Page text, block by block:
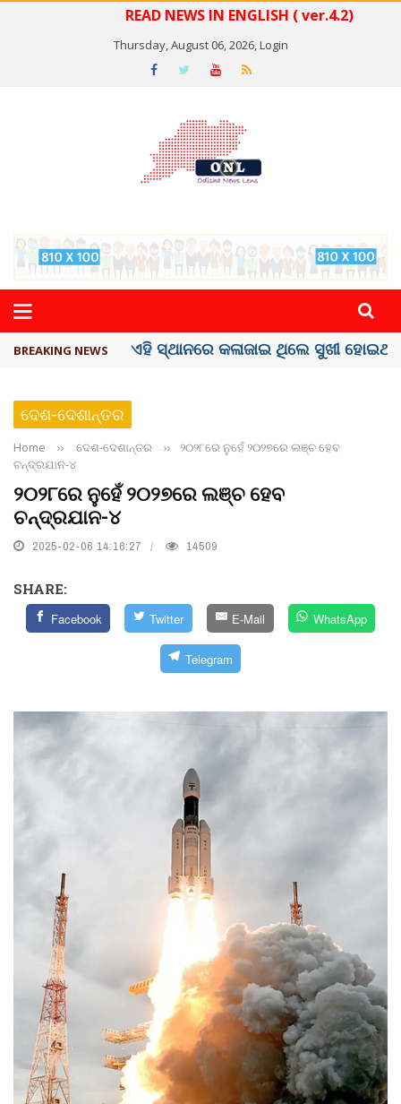
READ NEWS IN ENGLISH ( ver.4.2)
Thursday, August 06, 2026,Login
BREAKING NEWS ଦେଶରେ ପ୍ଲାଷ୍ଟିକ୍ ନୋଟ୍‌ ପ୍ରଚଳନ ...
ଦେଶ-ଦେଶାନ୍ତର
Home ›› ଦେଶ-ଦେଶାନ୍ତର ››
୨୦୨୮ରେ ନୁହେଁ ୨୦୨୭ରେ ଲଞ୍ଚ ହେବ
ଚନ୍ଦ୍ରଯାନ-୪
୨୦୨୮ରେ ନୁହେଁ ୨୦୨୭ରେ ଲଞ୍ଚ ହେବ
ଚନ୍ଦ୍ରଯାନ-୪
2025-02-06 14:16:27 14509
SHARE:
Facebook Twitter E-Mail WhatsApp
Telegram